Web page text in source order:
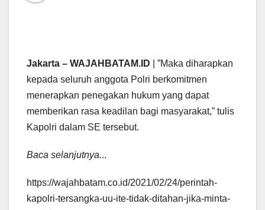
Jakarta – WAJAHBATAM.ID | ”Maka diharapkan
kepada seluruh anggota Polri berkomitmen
menerapkan penegakan hukum yang dapat
memberikan rasa keadilan bagi masyarakat,” tulis
Kapolri dalam SE tersebut.
Baca selanjutnya...
https://wajahbatam.co.id/2021/02/24/perintah-
kapolri-tersangka-uu-ite-tidak-ditahan-jika-minta-